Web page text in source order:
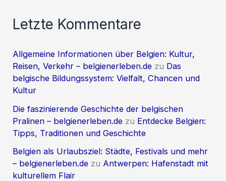
Letzte Kommentare
Allgemeine Informationen über Belgien: Kultur,
Reisen, Verkehr – belgienerleben.de zu Das
belgische Bildungssystem: Vielfalt, Chancen und
Kultur
Die faszinierende Geschichte der belgischen
Pralinen – belgienerleben.de zu Entdecke Belgien:
Tipps, Traditionen und Geschichte
Belgien als Urlaubsziel: Städte, Festivals und mehr
– belgienerleben.de zu Antwerpen: Hafenstadt mit
kulturellem Flair